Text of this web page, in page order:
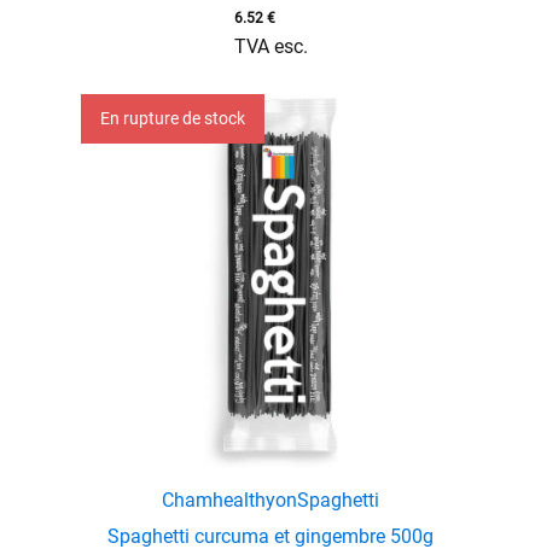
6.52 €
TVA esc.
En rupture de stock
ChamhealthyonSpaghetti
Spaghetti curcuma et gingembre 500g